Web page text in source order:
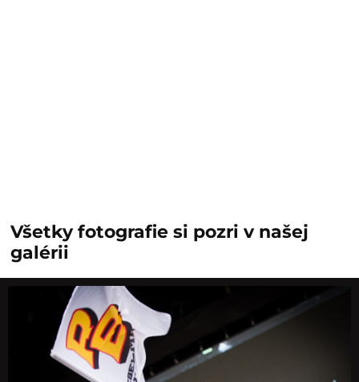
Všetky fotografie si pozri v našej
galérii